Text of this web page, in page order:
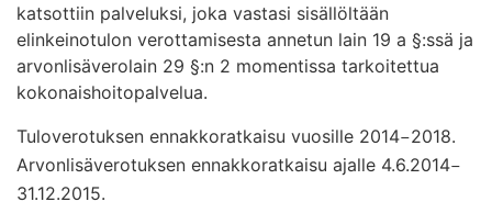
katsottiin palveluksi, joka vastasi sisällöltään
elinkeinotulon verottamisesta annetun lain 19 a §:ssä ja
arvonlisäverolain 29 §:n 2 momentissa tarkoitettua
kokonaishoitopalvelua.
Tuloverotuksen ennakkoratkaisu vuosille 2014–2018.
Arvonlisäverotuksen ennakkoratkaisu ajalle 4.6.2014–
31.12.2015.